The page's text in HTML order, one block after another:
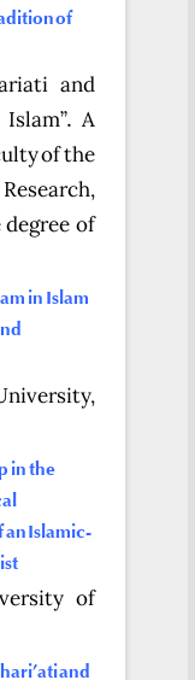
of
and
A
of the
of
in Islam
in the
Islamic-
of